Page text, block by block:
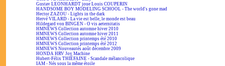
Gustav LEONHARDT joue Louis COUPERIN
HANDSOME BOY MODELING SCHOOL - The world's gone mad
Hector ZAZOU - Lights in the dark
Hervé VILARD - La vie est belle, le monde est beau
Hildegard von BINGEN - O vis aeternitatis
HMNEWS Collection automne hiver 2010
HMNEWS Collection automne hiver 2011
HMNEWS Collection printemps été 2010
HMNEWS Collection printemps été 2012
HMNEWS Nouveautés août décembre 2009
HONDA HRV Joy Machine
Hubert-Félix THIÉFAINE - Scandale mélancolique
IAM - Nés sous la même étoile